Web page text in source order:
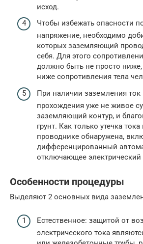
исход.
Чтобы избежать опасности
напряжение, необходимо
которых заземляющий
себя. Для этого
должно быть не просто ниже,
ниже сопротивления тела
При наличии заземления ток
прохождения уже не живое
заземляющий контур, и
грунт. Как только утечка
проводнике обнаружена,
дифференцированный
отключающее электрический
Особенности процедуры
Выделяют 2 основных вида
Естественное: защитой от
электрического тока